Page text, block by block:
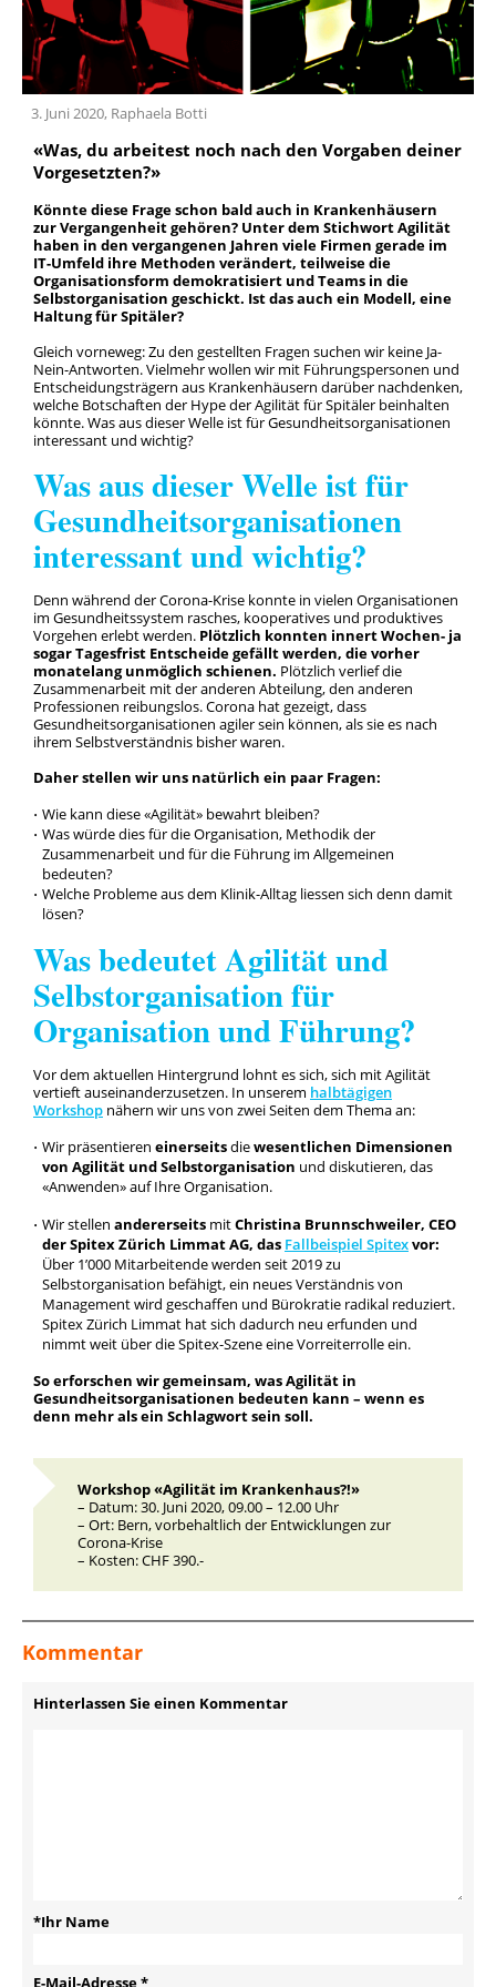
Team
Geschichte
3. Juni 2020, Raphaela Botti
«Was, du arbeitest noch nach den Vorgaben deiner
Vorgesetzten?»
Könnte diese Frage schon bald auch in Krankenhäusern
zur Vergangenheit gehören? Unter dem Stichwort Agilität
haben in den vergangenen Jahren viele Firmen gerade im
IT-Umfeld ihre Methoden verändert, teilweise die
Organisationsform demokratisiert und Teams in die
Selbstorganisation geschickt. Ist das auch ein Modell, eine
Haltung für Spitäler?
Gleich vorneweg: Zu den gestellten Fragen suchen wir keine Ja-
Nein-Antworten. Vielmehr wollen wir mit Führungspersonen und
Entscheidungsträgern aus Krankenhäusern darüber nachdenken,
welche Botschaften der Hype der Agilität für Spitäler beinhalten
könnte. Was aus dieser Welle ist für Gesundheitsorganisationen
interessant und wichtig?
Was aus dieser Welle ist für
Gesundheitsorganisationen
interessant und wichtig?
Denn während der Corona-Krise konnte in vielen Organisationen
im Gesundheitssystem rasches, kooperatives und produktives
Vorgehen erlebt werden. Plötzlich konnten innert Wochen- ja
sogar Tagesfrist Entscheide gefällt werden, die vorher
monatelang unmöglich schienen. Plötzlich verlief die
Zusammenarbeit mit der anderen Abteilung, den anderen
Professionen reibungslos. Corona hat gezeigt, dass
Gesundheitsorganisationen agiler sein können, als sie es nach
ihrem Selbstverständnis bisher waren.
Daher stellen wir uns natürlich ein paar Fragen:
Wie kann diese «Agilität» bewahrt bleiben?
Was würde dies für die Organisation, Methodik der
Zusammenarbeit und für die Führung im Allgemeinen
bedeuten?
Welche Probleme aus dem Klinik-Alltag liessen sich denn damit
lösen?
Was bedeutet Agilität und
Selbstorganisation für
Organisation und Führung?
Vor dem aktuellen Hintergrund lohnt es sich, sich mit Agilität
vertieft auseinanderzusetzen. In unserem halbtägigen
Workshop nähern wir uns von zwei Seiten dem Thema an:
Wir präsentieren einerseitsdiewesentlichen Dimensionen
von Agilität und Selbstorganisation und diskutieren, das
«Anwenden» auf Ihre Organisation.
Wir stellen andererseits mitChristina Brunnschweiler, CEO
der Spitex Zürich Limmat AG, das Fallbeispiel Spitexvor:
Über 1’000 Mitarbeitende werden seit 2019 zu
Selbstorganisation befähigt, ein neues Verständnis von
Management wird geschaffen und Bürokratie radikal reduziert.
Spitex Zürich Limmat hat sich dadurch neu erfunden und
nimmt weit über die Spitex-Szene eine Vorreiterrolle ein.
So erforschen wir gemeinsam, was Agilität in
Gesundheitsorganisationen bedeuten kann – wenn es
denn mehr als ein Schlagwort sein soll.
Workshop «Agilität im Krankenhaus?!»
– Datum: 30. Juni 2020, 09.00 – 12.00 Uhr
– Ort: Bern, vorbehaltlich der Entwicklungen zur
Corona-Krise
– Kosten: CHF 390.-
Kommentar
Hinterlassen Sie einen Kommentar
*Ihr Name
E-Mail-Adresse*